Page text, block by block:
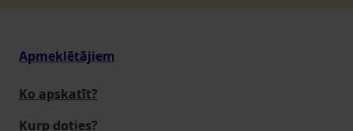
Apmeklētājiem
Ko apskatīt?
Kurp doties?